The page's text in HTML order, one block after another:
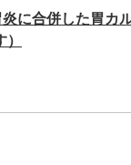
に合併した胃カ